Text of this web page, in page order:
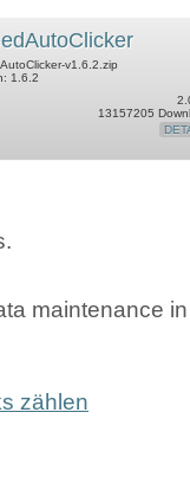
v1.6.2.zip
1.6.2
13157205
maintenance
zählen